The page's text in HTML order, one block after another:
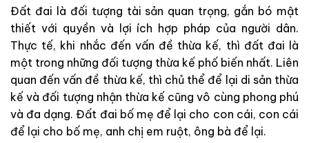
Đất đai là đối tượng tài sản quan trọng, gắn bó mật
thiết với quyền và lợi ích hợp pháp của người dân.
Thực tế, khi nhắc đến vấn đề thừa kế, thì đất đai là
một trong những đối tượng thừa kế phố biến nhất. Liên
quan đến vấn đề thừa kế, thì chủ thể để lại di sản thừa
kế và đối tượng nhận thừa kế cũng vô cùng phong phú
và đa dạng. Đất đai bố mẹ để lại cho con cái, con cái
để lại cho bố mẹ, anh chị em ruột, ông bà để lại.